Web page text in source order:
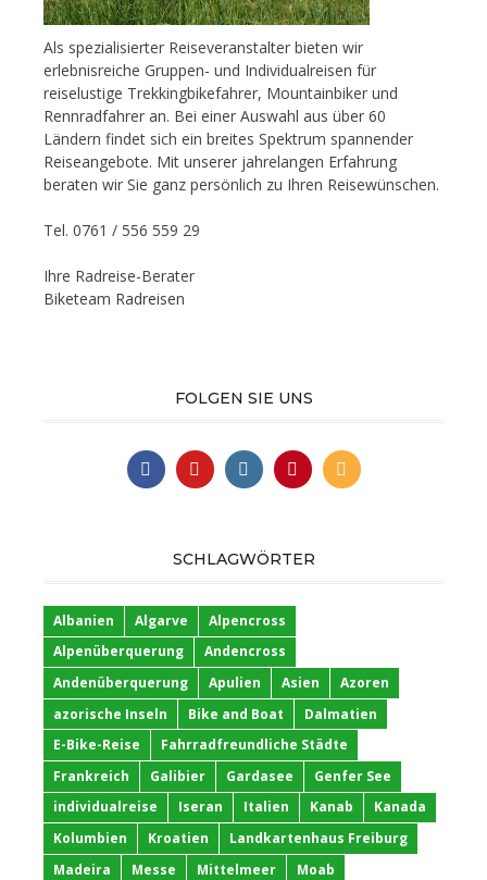
Als spezialisierter Reiseveranstalter bieten wir
erlebnisreiche Gruppen- und Individualreisen für
reiselustige Trekkingbikefahrer, Mountainbiker und
Rennradfahrer an. Bei einer Auswahl aus über 60
Ländern findet sich ein breites Spektrum spannender
Reiseangebote. Mit unserer jahrelangen Erfahrung
beraten wir Sie ganz persönlich zu Ihren Reisewünschen.
Tel. 0761 / 556 559 29
Ihre Radreise-Berater
Biketeam Radreisen
FOLGEN SIE UNS
SCHLAGWÖRTER
Albanien Algarve
Alpencross
Alpenüberquerung
Andencross
Andenüberquerung
Apulien Asien
Azoren
azorische Inseln
Bike and Boat
Dalmatien
E-Bike-Reise
Fahrradfreundliche Städte
Frankreich
Galibier Gardasee
Genfer See
individualreise
Iseran Italien Kanab
Kanada
Kolumbien
Kroatien
Landkartenhaus Freiburg
Madeira
Messe Mittelmeer
Moab